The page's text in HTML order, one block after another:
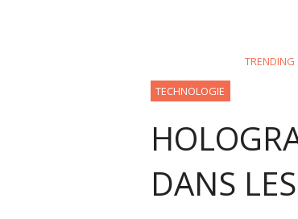
TRENDING :
TECHNOLOGIE
DANS